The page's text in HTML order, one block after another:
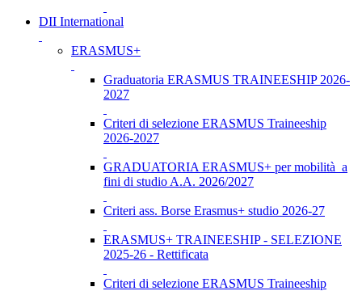
DII International
ERASMUS+
Graduatoria ERASMUS TRAINEESHIP 2026-
2027
Criteri di selezione ERASMUS Traineeship
2026-2027
GRADUATORIA ERASMUS+ per mobilità a
fini di studio A.A. 2026/2027
Criteri ass. Borse Erasmus+ studio 2026-27
ERASMUS+ TRAINEESHIP - SELEZIONE
2025-26 - Rettificata
Criteri di selezione ERASMUS Traineeship